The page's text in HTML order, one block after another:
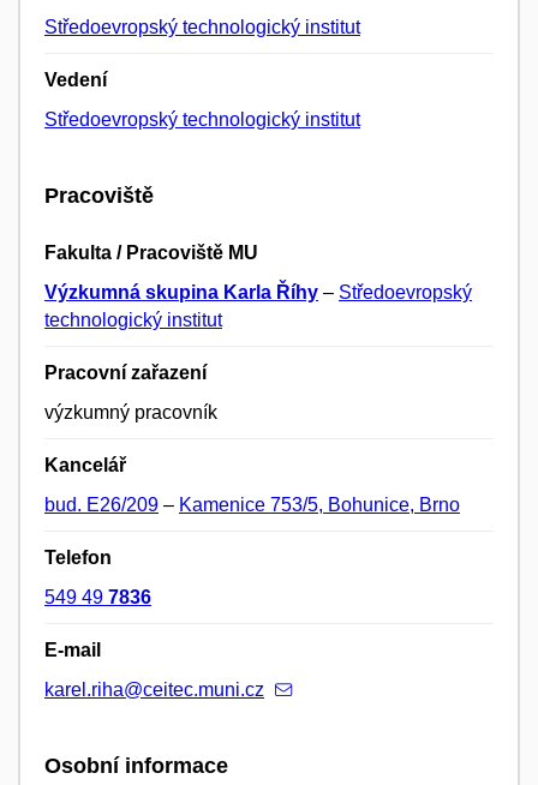
Středoevropský technologický institut
Vedení
Středoevropský technologický institut
Pracoviště
Fakulta / Pracoviště MU
Výzkumná skupina Karla Říhy – Středoevropský
technologický institut
Pracovní zařazení
výzkumný pracovník
Kancelář
bud. E26/209 – Kamenice 753/5, Bohunice, Brno
Telefon
549 49 7836
E-mail
karel.riha@ceitec.muni.cz
Osobní informace